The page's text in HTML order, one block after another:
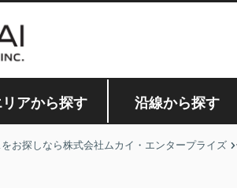
リアから探す 沿線から探す
お探しなら株式会社ムカイ・エンタープライズ